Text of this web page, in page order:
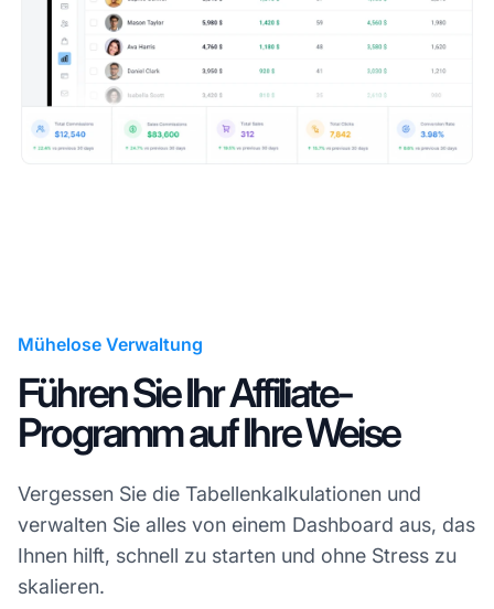
Mühelose Verwaltung
Führen Sie Ihr Affiliate-
Programm auf Ihre Weise
Vergessen Sie die Tabellenkalkulationen und
verwalten Sie alles von einem Dashboard aus, das
Ihnen hilft, schnell zu starten und ohne Stress zu
skalieren.